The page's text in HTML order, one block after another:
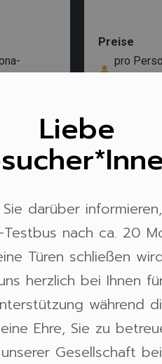
Cookie-Richtlinie-
Preise
pro
Liebe
darüber
Testbus nach ca. 20
Türen schließen
herzlich bei Ihnen
während
Ehre, Sie zu
Gesellschaft